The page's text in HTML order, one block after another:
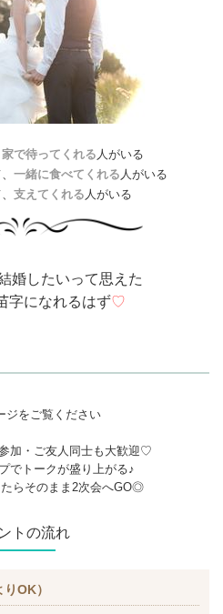
家で待ってくれる 人がいる
一緒に食べてくれる 人がいる
支えてくれる 人がいる
婚したいって思えた
字になれるはず♡
ジをご覧ください
加・ご友人同士も大歓迎♡
でトークが盛り上がる♪
らそのまま2次会へGO◎
トの流れ
OK）